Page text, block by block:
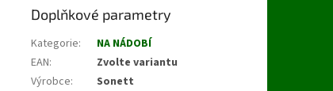
Doplňkové parametry
Kategorie:
NA NÁDOBÍ
EAN:
Zvolte variantu
Výrobce:
Sonett